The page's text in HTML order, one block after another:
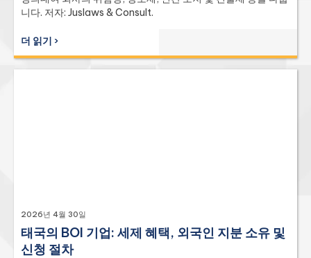
니다. 저자: Juslaws & Consult.
더 읽기 ›
2026년 4월 30일
태국의 BOI 기업: 세제 혜택, 외국인 지분 소유 및
신청 절차